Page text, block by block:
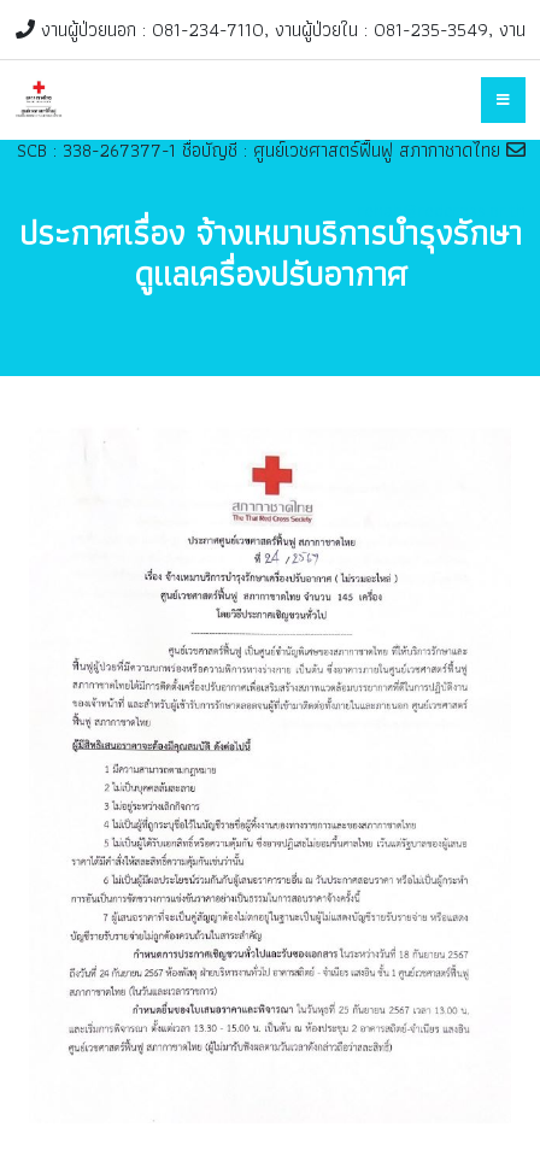
งานผู้ป่วยนอก : 081-234-7110, งานผู้ป่วยใน : 081-235-3549, งาน
ฟื้นฟูเด็ก : 082-947-0998 ติดต่อในวันและเวลาราชการ, ช่องทางบริจาค
SCB : 338-267377-1 ชื่อบัญชี : ศูนย์เวชศาสตร์ฟื้นฟู สภากาชาดไทย
rehab@redcross.or.th
ประกาศเรื่อง จ้างเหมาบริการบำรุงรักษา
ดูแลเครื่องปรับอากาศ